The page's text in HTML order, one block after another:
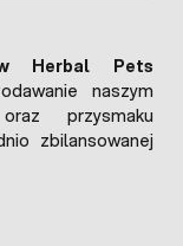
Herbal Pets
naszym
przysmaku
zbilansowanej